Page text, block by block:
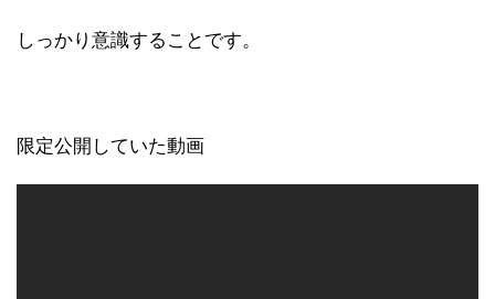
しっかり意識することです。
限定公開していた動画